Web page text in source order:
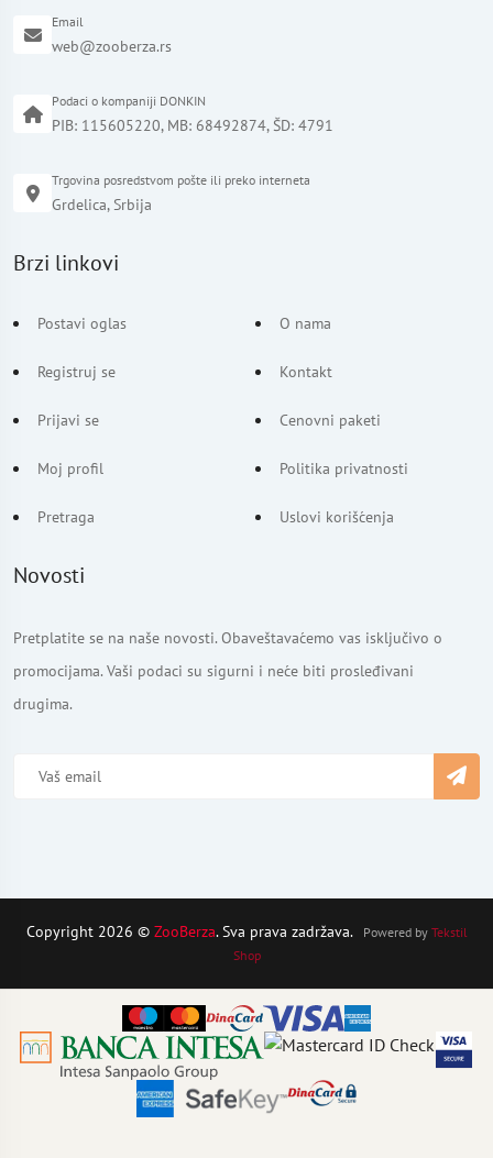
Email
web@zooberza.rs
Podaci o kompaniji DONKIN
PIB: 115605220, MB: 68492874, ŠD: 4791
Trgovina posredstvom pošte ili preko interneta
Grdelica, Srbija
Brzi linkovi
Postavi oglas
Registruj se
Prijavi se
Moj profil
Pretraga
O nama
Kontakt
Cenovni paketi
Politika privatnosti
Uslovi korišćenja
Novosti
Pretplatite se na naše novosti. Obaveštavaćemo vas isključivo o
promocijama. Vaši podaci su sigurni i neće biti prosleđivani
drugima.
Copyright 2026 © ZooBerza. Sva prava zadržava. Powered by Tekstil
Shop